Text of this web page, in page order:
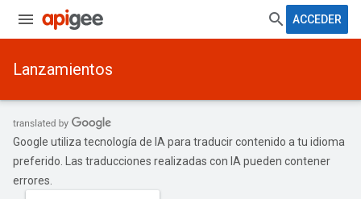
ACCEDER
Lanzamientos
Google utiliza tecnología de IA para traducir contenido a tu idioma
preferido. Las traducciones realizadas con IA pueden contener
errores.